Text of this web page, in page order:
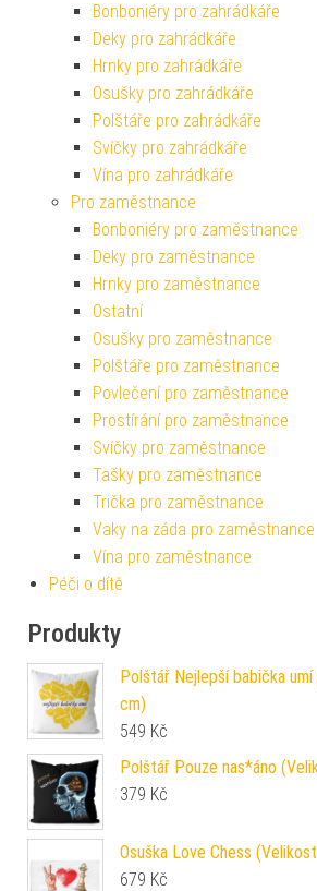
Bonboniéry pro zahrádkáře
Deky pro zahrádkáře
Hrnky pro zahrádkáře
Osušky pro zahrádkáře
Polštáře pro zahrádkáře
Svíčky pro zahrádkáře
Vína pro zahrádkáře
Pro zaměstnance
Bonboniéry pro zaměstnance
Deky pro zaměstnance
Hrnky pro zaměstnance
Ostatní
Osušky pro zaměstnance
Polštáře pro zaměstnance
Povlečení pro zaměstnance
Prostírání pro zaměstnance
Svíčky pro zaměstnance
Tašky pro zaměstnance
Trička pro zaměstnance
Vaky na záda pro zaměstnance
Vína pro zaměstnance
Péči o dítě
Produkty
Polštář Nejlepší babička
cm)
549 Kč
Polštář Pouze nas*áno
379 Kč
Osuška Love Chess
679 Kč